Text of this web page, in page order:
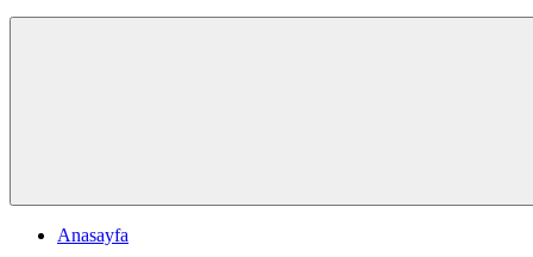
Anasayfa